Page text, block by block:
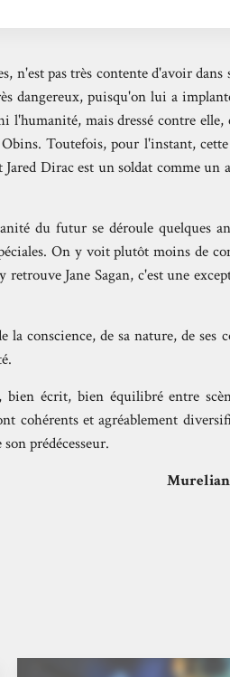
n'est pas très contente d'avoir dans
dangereux, puisqu'on lui a
mais dressé contre elle,
Toutefois, pour l'instant,
Dirac est un soldat comme un
du futur se déroule quelques
On y voit plutôt moins de
retrouve Jane Sagan, c'est une
conscience, de sa nature, de ses
écrit, bien équilibré entre
cohérents et agréablement
prédécesseur.